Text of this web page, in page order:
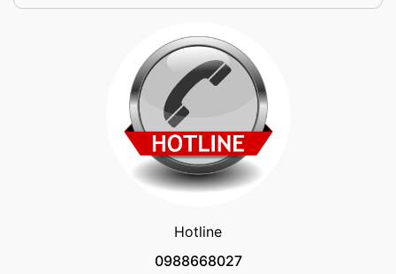
Hotline
0988668027